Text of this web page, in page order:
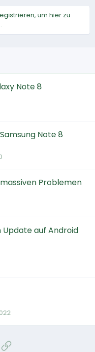
um hier zu
Note 8
Note 8
Problemen
Update auf Android
Mail